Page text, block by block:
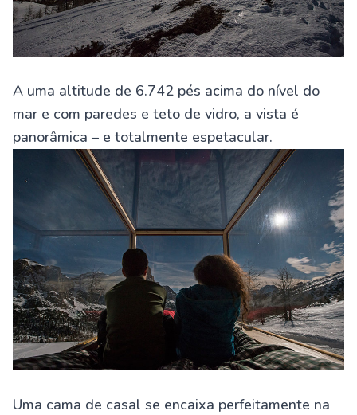
A uma altitude de 6.742 pés acima do nível do
mar e com paredes e teto de vidro, a vista é
panorâmica – e totalmente espetacular.
Uma cama de casal se encaixa perfeitamente na